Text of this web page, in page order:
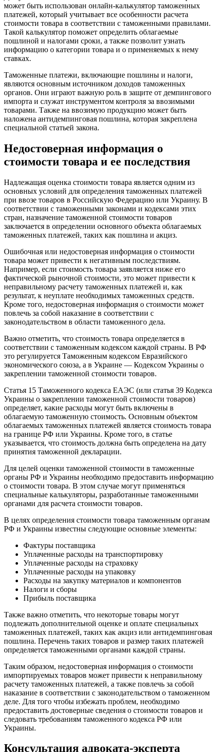
может быть использован онлайн-калькулятор таможенных
платежей, который учитывает все особенности расчета
стоимости товара в соответствии с таможенными правилами.
Такой калькулятор поможет определить облагаемые
пошлиной и налогами сроки, а также позволит узнать
информацию о категории товара и о применяемых к нему
ставках.
Таможенные платежи, включающие пошлины и налоги,
являются основным источником доходов таможенных
органов. Они играют важную роль в защите от демпингового
импорта и служат инструментом контроля за ввозимыми
товарами. Также на ввозимую продукцию может быть
наложена антидемпинговая пошлина, которая закреплена
специальной статьей закона.
Недостоверная информация о
стоимости товара и ее последствия
Надлежащая оценка стоимости товара является одним из
основных условий для определения таможенных платежей
при ввозе товаров в Российскую Федерацию или Украину. В
соответствии с таможенными законами и кодексами этих
стран, назначение таможенной стоимости товаров
заключается в определении основного объекта облагаемых
таможенных платежей, таких как пошлина и акциз.
Ошибочная или недостоверная информация о стоимости
товара может привести к негативным последствиям.
Например, если стоимость товара заявляется ниже его
фактической рыночной стоимости, это может привести к
неправильному расчету таможенных платежей и, как
результат, к неуплате необходимых таможенных средств.
Кроме того, недостоверная информация о стоимости может
повлечь за собой наказание в соответствии с
законодательством в области таможенного дела.
Важно отметить, что стоимость товара определяется в
соответствии с таможенным кодексом каждой страны. В РФ
это регулируется Таможенным кодексом Евразийского
экономического союза, а в Украине — Кодексом Украины о
закреплении таможенной стоимости товаров.
Статья 15 Таможенного кодекса ЕАЭС (или статья 39 Кодекса
Украины о закреплении таможенной стоимости товаров)
определяет, какие расходы могут быть включены в
облагаемую таможенную стоимость. Основным объектом
облагаемых таможенных платежей является стоимость товара
на границе РФ или Украины. Кроме того, в статье
указывается, что стоимость должна быть определена на дату
принятия таможенной декларации.
Для целей оценки таможенной стоимости в таможенные
органы РФ и Украины необходимо предоставить информацию
о стоимости товара. В этом случае могут применяться
специальные калькуляторы, разработанные таможенными
органами для расчета стоимости товаров.
В целях определения стоимости товара таможенным органам
РФ и Украины известны следующие основные элементы:
Фактуры поставщика
Уплаченные расходы на транспортировку
Уплаченные расходы на страховку
Уплаченные расходы на упаковку
Расходы на закупку материалов и компонентов
Налоги и сборы
Прибыль поставщика
Также важно отметить, что некоторые товары могут
подлежать дополнительной оценке и оплате специальных
таможенных платежей, таких как акциз или антидемпинговая
пошлина. Перечень таких товаров и размер таких платежей
определяется таможенными органами каждой страны.
Таким образом, недостоверная информация о стоимости
импортируемых товаров может привести к неправильному
расчету таможенных платежей, а также повлечь за собой
наказание в соответствии с законодательством о таможенном
деле. Для того чтобы избежать проблем, необходимо
предоставить достоверные сведения о стоимости товаров и
следовать требованиям таможенного кодекса РФ или
Украины.
Консультация адвоката-эксперта